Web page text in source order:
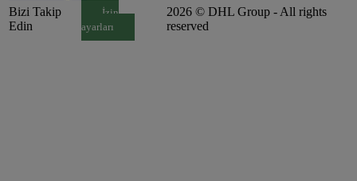
Bizi Takip
Edin
İzin
ayarları
2026 © DHL Group - All rights
reserved